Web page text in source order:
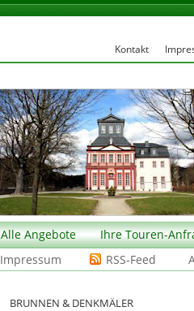
Alle Angebote Ihre Touren-
Impressum RSS-Feed
BRUNNEN & DENKMÄLER
Kontakt